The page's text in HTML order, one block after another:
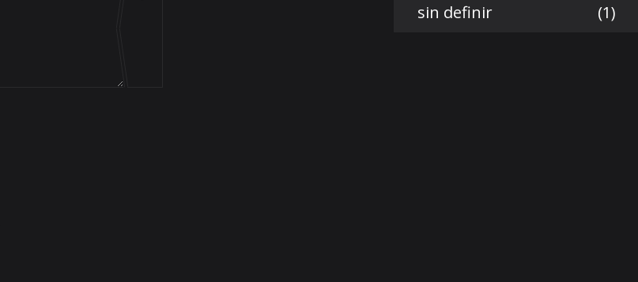
sin definir (1)